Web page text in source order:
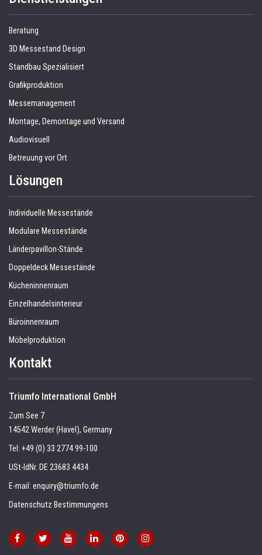
Beratung
3D Messestand Design
Standbau Spezialisiert
Grafikproduktion
Messemanagement
Montage, Demontage und Versand
Audiovisuell
Betreuung vor Ort
Lösungen
Individuelle Messestände
Modulare Messestände
Länderpavillon-Stände
Doppeldeck Messestände
Kücheninnenraum
Einzelhandelsinterieur
Büroinnenraum
Möbelproduktion
Kontakt
Triumfo International GmbH
Zum See 7
14542 Werder (Havel), Germany
Tel: +49 (0) 33 2774 99-100
USt-IdNr. DE 23683 4434
E-mail: enquiry@triumfo.de
Datenschutz Bestimmungens